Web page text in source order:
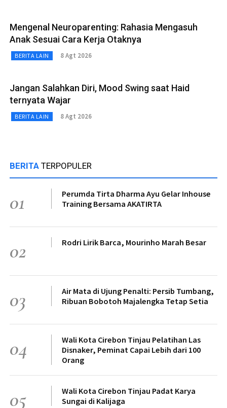
Mengenal Neuroparenting: Rahasia Mengasuh
Anak Sesuai Cara Kerja Otaknya
BERITA LAIN 8 Agt 2026
Jangan Salahkan Diri, Mood Swing saat Haid
ternyata Wajar
BERITA LAIN 8 Agt 2026
BERITA TERPOPULER
01
Perumda Tirta Dharma Ayu Gelar Inhouse
Training Bersama AKATIRTA
02 Rodri Lirik Barca, Mourinho Marah Besar
03
Air Mata di Ujung Penalti: Persib Tumbang,
Ribuan Bobotoh Majalengka Tetap Setia
04
Wali Kota Cirebon Tinjau Pelatihan Las
Disnaker, Peminat Capai Lebih dari 100
Orang
05
Wali Kota Cirebon Tinjau Padat Karya
Sungai di Kalijaga